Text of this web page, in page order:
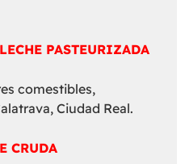
PASTEURIZADA
comestibles,
Ciudad Real.
CRUDA